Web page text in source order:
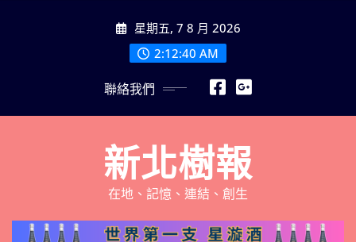
星期五, 7 8 月 2026
2:12:41 AM
聯絡我們
新北樹報
在地、記憶、連結、創生